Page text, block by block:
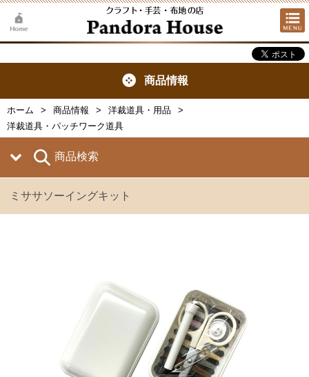
商品情報
ホーム 商品情報
洋裁道具・用品
洋裁道具・パッチワーク道具
商品検索
ミササソーイングキット